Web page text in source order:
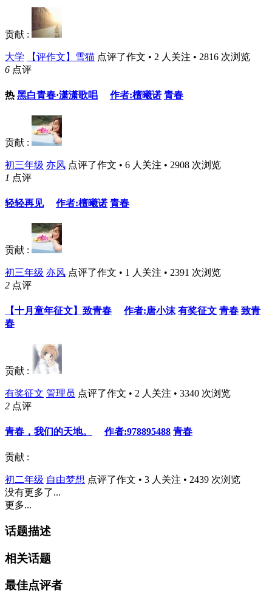
贡献 :
大学 【评作文】雪猫 点评了作文 • 2 人关注 • 2816 次浏览
6 点评
热 黑白青春·潇潇歌唱 作者:檀曦诺 青春
贡献 :
初三年级 亦风 点评了作文 • 6 人关注 • 2908 次浏览
1 点评
轻轻再见 作者:檀曦诺 青春
贡献 :
初三年级 亦风 点评了作文 • 1 人关注 • 2391 次浏览
2 点评
【十月童年征文】致青春 作者:唐小沫 有奖征文 青春 致青
春
贡献 :
有奖征文 管理员 点评了作文 • 2 人关注 • 3340 次浏览
2 点评
青春，我们的天地。 作者:978895488 青春
贡献 :
初二年级 自由梦想 点评了作文 • 3 人关注 • 2439 次浏览
没有更多了...
更多...
话题描述
相关话题
最佳点评者